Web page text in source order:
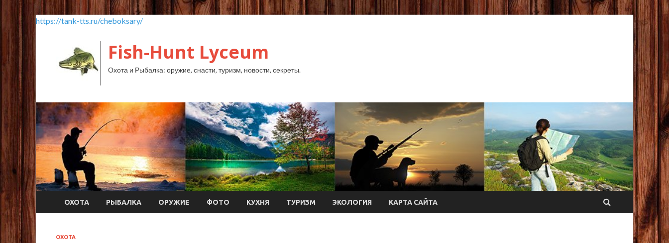
https://tank-tts.ru/cheboksary/
Fish-Hunt Lyceum
Охота и Рыбалка: оружие, снасти, туризм, новости, секреты.
ОХОТА РЫБАЛКА ОРУЖИЕ ФОТО КУХНЯ ТУРИЗМ ЭКОЛОГИЯ КАРТА САЙТА
ОХОТА